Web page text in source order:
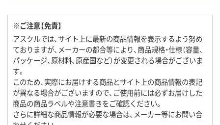
※ご注意【免責】
アスクルでは、サイト上に最新の商品情報を表示するよう努め
ておりますが、メーカーの都合等により、商品規格・仕様（容量、
パッケージ、原材料、原産国など）が変更される場合がございま
す。
このため、実際にお届けする商品とサイト上の商品情報の表記
が異なる場合がございますので、ご使用前には必ずお届けした
商品の商品ラベルや注意書きをご確認ください。
さらに詳細な商品情報が必要な場合は、メーカー等にお問い合